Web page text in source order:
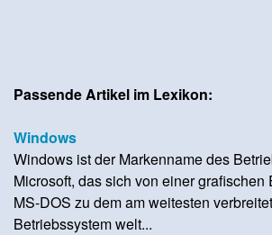
Passende Artikel im Lexikon:
Windows
Windows ist der Markenname des
Microsoft, das sich von einer grafischen
MS-DOS zu dem am weitesten
Betriebssystem welt...